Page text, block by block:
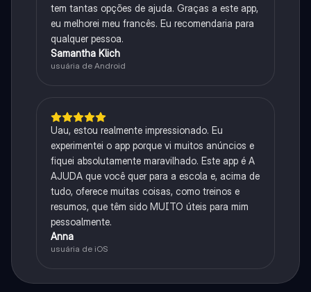
tem tantas opções de ajuda. Graças a este app,
eu melhorei meu francês. Eu recomendaria para
qualquer pessoa.
Samantha Klich
usuária de Android
Uau, estou realmente impressionado. Eu
experimentei o app porque vi muitos anúncios e
fiquei absolutamente maravilhado. Este app é A
AJUDA que você quer para a escola e, acima de
tudo, oferece muitas coisas, como treinos e
resumos, que têm sido MUITO úteis para mim
pessoalmente.
Anna
usuária de iOS